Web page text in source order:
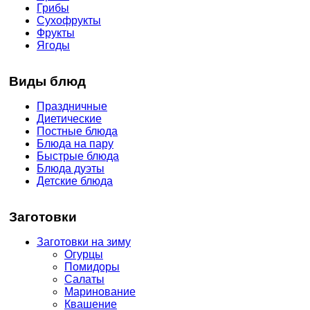
Грибы
Сухофрукты
Фрукты
Ягоды
Виды блюд
Праздничные
Диетические
Постные блюда
Блюда на пару
Быстрые блюда
Блюда дуэты
Детские блюда
Заготовки
Заготовки на зиму
Огурцы
Помидоры
Салаты
Маринование
Квашение